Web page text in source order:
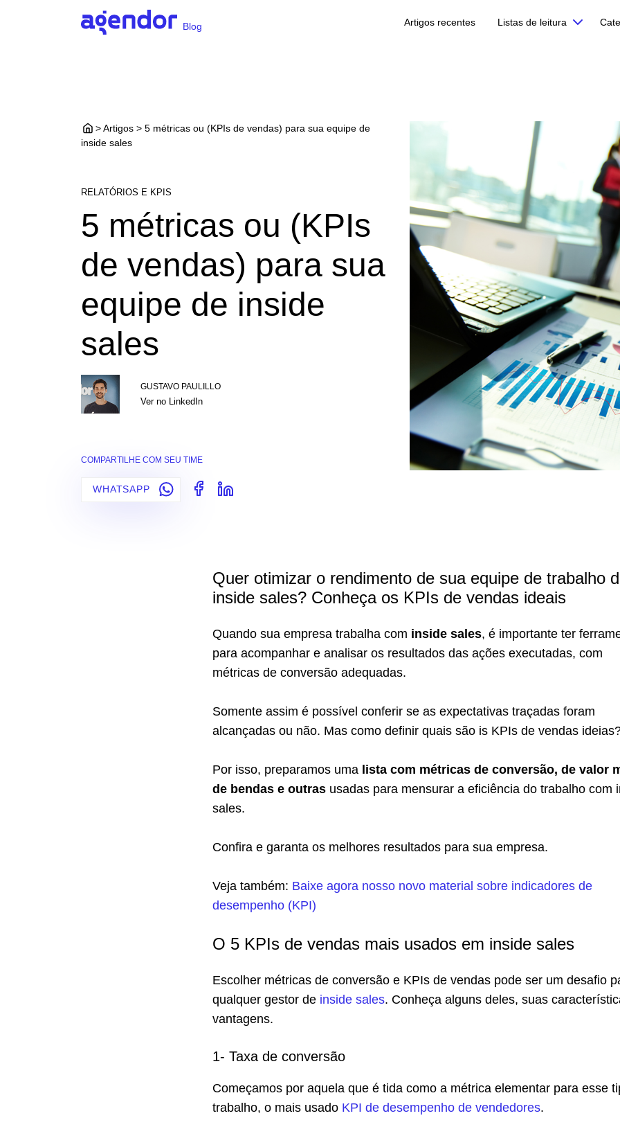
Blog Artigos recentes Listas de leitura
> Artigos > 5 métricas ou (KPIs de vendas) para sua equipe de
inside sales
RELATÓRIOS E KPIS
5 métricas ou (KPIs
de vendas) para sua
equipe de inside
sales
GUSTAVO PAULILLO
Ver no LinkedIn
COMPARTILHE COM SEU TIME
WHATSAPP
Quer otimizar o rendimento de sua equipe de trabalho
inside sales? Conheça os KPIs de vendas ideais
Quando sua empresa trabalha com inside sales, é importante ter
para acompanhar e analisar os resultados das ações executadas, com
métricas de conversão adequadas.
Somente assim é possível conferir se as expectativas traçadas foram
alcançadas ou não. Mas como definir quais são is KPIs de vendas
Por isso, preparamos uma lista com métricas de conversão, de valor
de bendas e outras usadas para mensurar a eficiência do trabalho com
sales.
Confira e garanta os melhores resultados para sua empresa.
Veja também: Baixe agora nosso novo material sobre indicadores de
desempenho (KPI)
O 5 KPIs de vendas mais usados em inside sales
Escolher métricas de conversão e KPIs de vendas pode ser um desafio
qualquer gestor de inside sales. Conheça alguns deles, suas
vantagens.
1- Taxa de conversão
Começamos por aquela que é tida como a métrica elementar para esse
trabalho, o mais usado KPI de desempenho de vendedores.